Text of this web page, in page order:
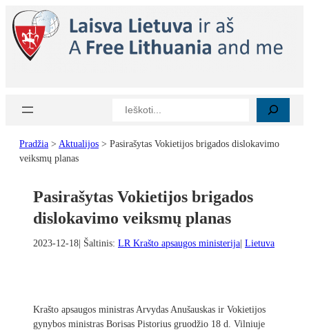
Eiti
prie
turinio
Paieška
Pradžia > Aktualijos > Pasirašytas Vokietijos brigados dislokavimo
veiksmų planas
Pasirašytas Vokietijos brigados
dislokavimo veiksmų planas
2023-12-18| Šaltinis: LR Krašto apsaugos ministerija| Lietuva
Krašto apsaugos ministras Arvydas Anušauskas ir Vokietijos
gynybos ministras Borisas Pistorius gruodžio 18 d. Vilniuje